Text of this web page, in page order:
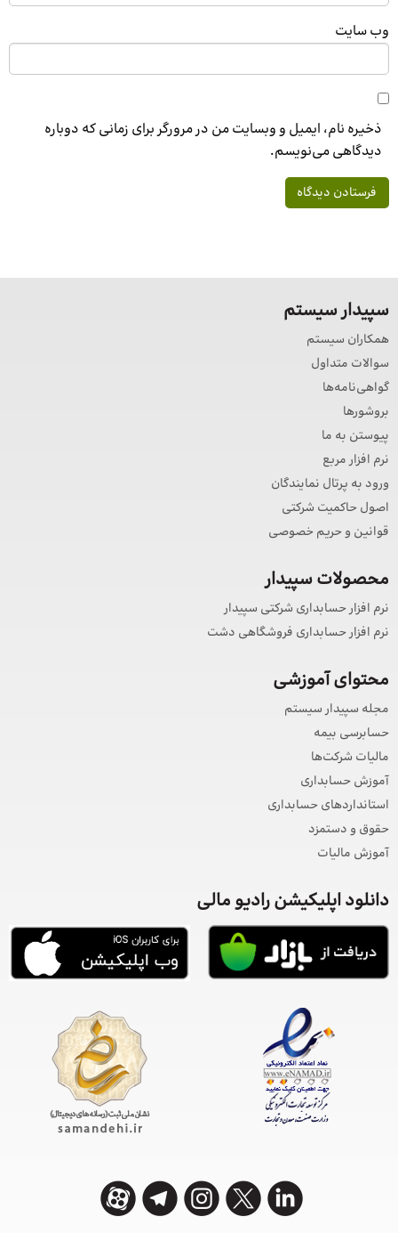
وب‌ سایت
ذخیره نام، ایمیل و وبسایت من در مرورگر برای زمانی که دوباره
دیدگاهی می‌نویسم.
سپیدار سیستم
همکاران سیستم
سوالات متداول
گواهی‌نامه‌ها
بروشورها
پیوستن به ما
نرم افزار مربع
ورود به پرتال نمایندگان
اصول حاکمیت شرکتی
قوانین و حریم خصوصی
محصولات سپیدار
نرم افزار حسابداری شرکتی سپیدار
نرم افزار حسابداری فروشگاهی دشت
محتوای آموزشی
مجله سپیدار سیستم
حسابرسی بیمه
مالیات شرکت‌ها
آموزش حسابداری
استانداردهای حسابداری
حقوق و دستمزد
آموزش مالیات
دانلود اپلیکیشن رادیو مالی